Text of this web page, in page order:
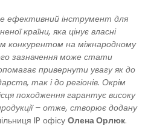
ефективний інструмент для
країни, яка цінує власні
конкурентом на міжнародному
зазначення може стати
привернути увагу як до
так і до регіонів. Окрім
походження гарантує високу
– отже, створює додану
IP офісуОлена Орлюк.